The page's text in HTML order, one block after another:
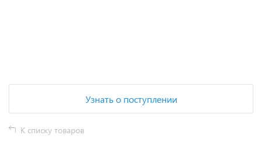
Узнать о поступлении
К списку товаров